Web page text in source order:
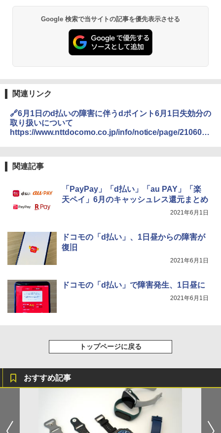
Google 検索で当サイトの記事を優先表示させる
関連リンク
🔗6月1日のd払いの障害に伴うdポイント6月1日失効分の
取り扱いについて
https://www.nttdocomo.co.jp/info/notice/page/210602_
関連記事
「PayPay」「d払い」「au PAY」「楽
天ペイ」6月のキャッシュレス還元まとめ
2021年6月1日
ドコモの「d払い」、1日昼からの障害が
復旧
2021年6月1日
ドコモの「d払い」で障害発生、1日昼に
2021年6月1日
トップページに戻る
おすすめ記事